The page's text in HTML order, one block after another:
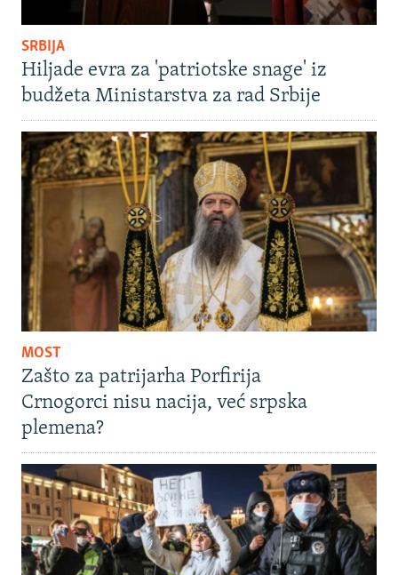
SRBIJA
Hiljade evra za 'patriotske snage' iz
budžeta Ministarstva za rad Srbije
MOST
Zašto za patrijarha Porfirija
Crnogorci nisu nacija, već srpska
plemena?